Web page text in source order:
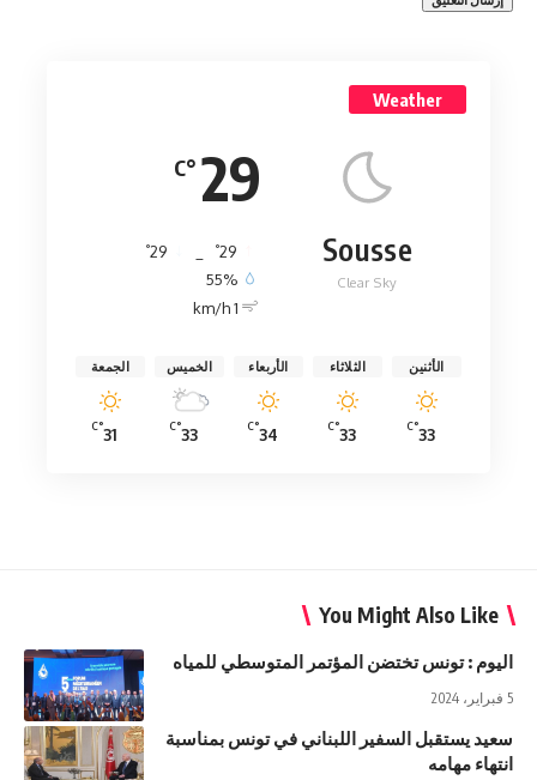
Weather
29
°C
Sousse
Clear Sky
29
°
29
°
55%
1 km/h
الأثنين
33
°C
الثلاثاء
33
°C
الأربعاء
34
°C
الخميس
33
°C
الجمعة
31
°C
You Might Also Like
اليوم : تونس تختضن المؤتمر المتوسطي للمياه
5 فبراير، 2024
سعيد يستقبل السفير اللبناني في تونس بمناسبة
انتهاء مهامه